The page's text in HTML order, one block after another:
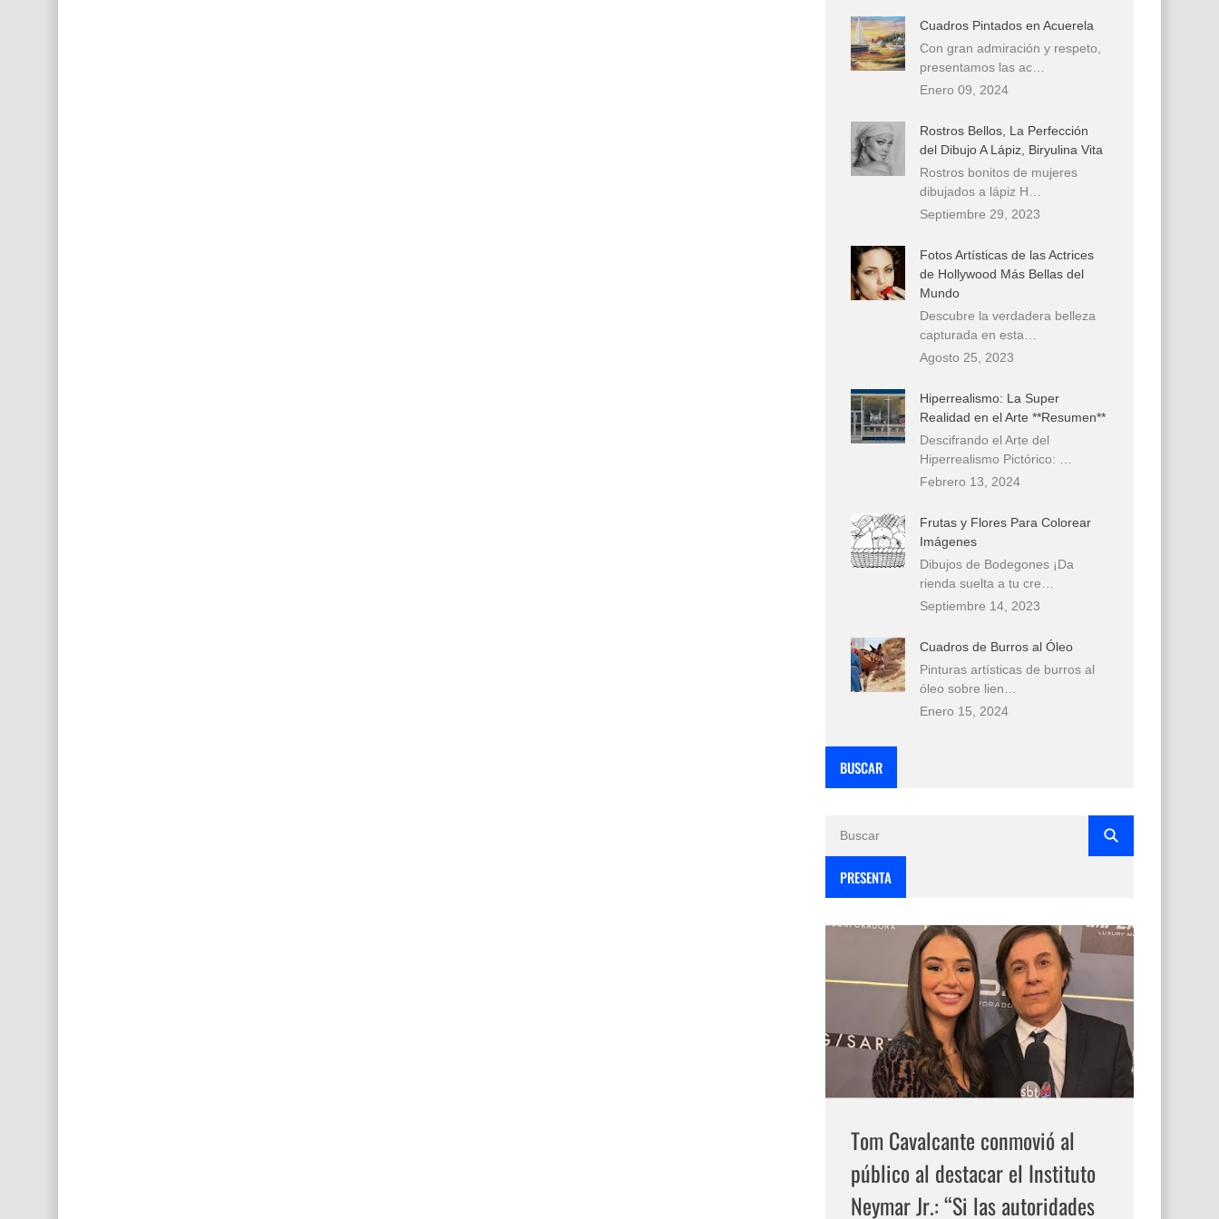
Cuadros Pintados en Acuerela
Con gran admiración y respeto,
presentamos las ac…
Enero 09, 2024
Rostros Bellos, La Perfección
del Dibujo A Lápiz, Biryulina Vita
Rostros bonitos de mujeres
dibujados a lápiz H…
Septiembre 29, 2023
Fotos Artísticas de las Actrices
de Hollywood Más Bellas del
Mundo
Descubre la verdadera belleza
capturada en esta…
Agosto 25, 2023
Hiperrealismo: La Super
Realidad en el Arte **Resumen**
Descifrando el Arte del
Hiperrealismo Pictórico: …
Febrero 13, 2024
Frutas y Flores Para Colorear
Imágenes
Dibujos de Bodegones ¡Da
rienda suelta a tu cre…
Septiembre 14, 2023
Cuadros de Burros al Óleo
Pinturas artísticas de burros al
óleo sobre lien…
Enero 15, 2024
BUSCAR
PRESENTA
Tom Cavalcante conmovió al
público al destacar el Instituto
Neymar Jr.: “Si las autoridades